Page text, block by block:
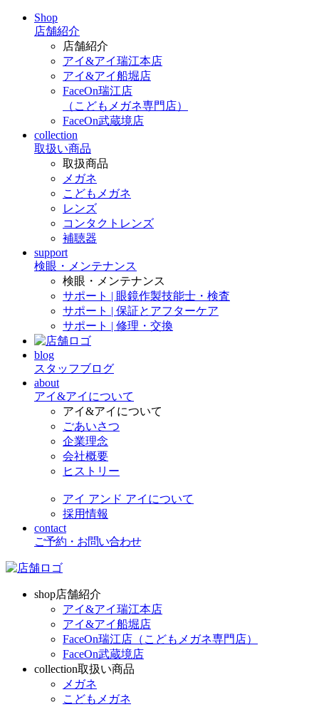
Shop
店舗紹介
店舗紹介
アイ&アイ瑞江本店
アイ&アイ船堀店
FaceOn瑞江店
（こどもメガネ専門店）
FaceOn武蔵境店
collection
取扱い商品
取扱商品
メガネ
こどもメガネ
レンズ
コンタクトレンズ
補聴器
support
検眼・メンテナンス
検眼・メンテナンス
サポート | 眼鏡作製技能士・検査
サポート | 保証とアフターケア
サポート | 修理・交換
blog
スタッフブログ
about
アイ&アイについて
アイ&アイについて
ごあいさつ
企業理念
会社概要
ヒストリー
アイ アンド アイについて
採用情報
contact
ご予約・お問い合わせ
shop店舗紹介
アイ&アイ瑞江本店
アイ&アイ船堀店
FaceOn瑞江店（こどもメガネ専門店）
FaceOn武蔵境店
collection取扱い商品
メガネ
こどもメガネ